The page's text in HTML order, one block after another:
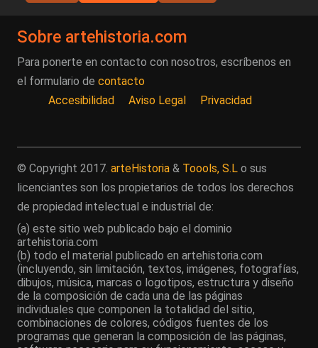
Sobre artehistoria.com
Para ponerte en contacto con nosotros, escríbenos en
el formulario de contacto
Accesibilidad
Aviso Legal Privacidad
© Copyright 2017. arteHistoria & Toools, S.L o sus
licenciantes son los propietarios de todos los derechos
de propiedad intelectual e industrial de:
(a) este sitio web publicado bajo el dominio
artehistoria.com
(b) todo el material publicado en artehistoria.com
(incluyendo, sin limitación, textos, imágenes, fotografías,
dibujos, música, marcas o logotipos, estructura y diseño
de la composición de cada una de las páginas
individuales que componen la totalidad del sitio,
combinaciones de colores, códigos fuentes de los
programas que generan la composición de las páginas,